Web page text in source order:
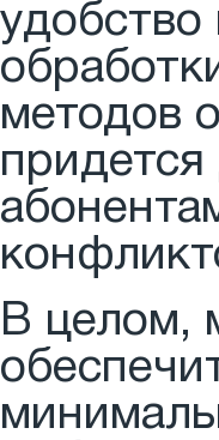
удобство
методов
В целом,